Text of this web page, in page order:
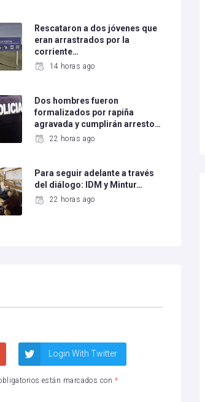
Rescataron a dos jóvenes que
eran arrastrados por la
corriente…
14 horas ago
Dos hombres fueron
formalizados por rapiña
agravada y cumplirán arresto…
22 horas ago
Para seguir adelante a través
del diálogo: IDM y Mintur…
22 horas ago
Login With Twitter
están marcados con *